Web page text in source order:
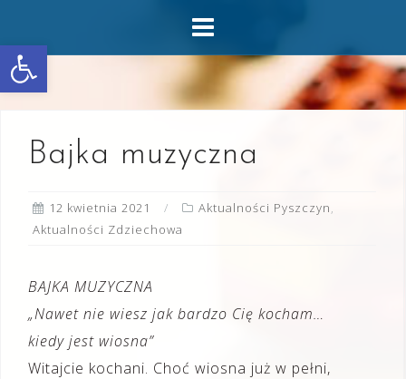
Otwórz pasek narzędzi
content
Bajka muzyczna
12 kwietnia 2021 Aktualności Pyszczyn,
Aktualności Zdziechowa
BAJKA MUZYCZNA
„Nawet nie wiesz jak bardzo Cię kocham…
kiedy jest wiosna”
Witajcie kochani. Choć wiosna już w pełni,